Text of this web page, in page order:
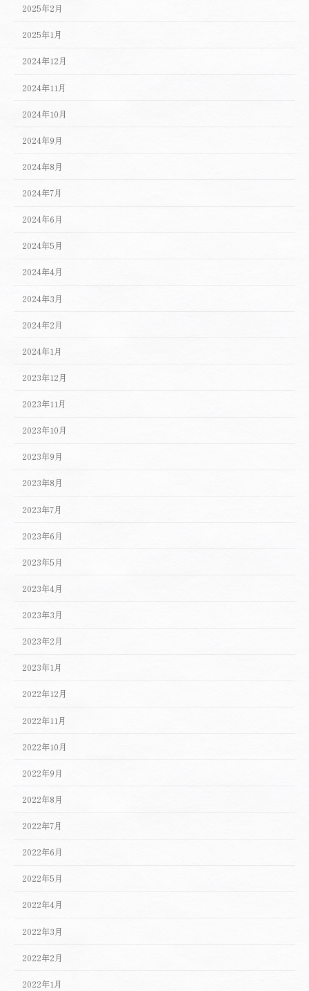
2025年2月
2025年1月
2024年12月
2024年11月
2024年10月
2024年9月
2024年8月
2024年7月
2024年6月
2024年5月
2024年4月
2024年3月
2024年2月
2024年1月
2023年12月
2023年11月
2023年10月
2023年9月
2023年8月
2023年7月
2023年6月
2023年5月
2023年4月
2023年3月
2023年2月
2023年1月
2022年12月
2022年11月
2022年10月
2022年9月
2022年8月
2022年7月
2022年6月
2022年5月
2022年4月
2022年3月
2022年2月
2022年1月